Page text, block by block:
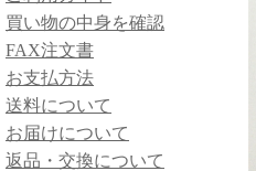
買い物の中身を確認
FAX注文書
お支払方法
送料について
お届けについて
返品・交換について